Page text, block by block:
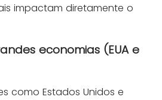
impactam diretamente o
economias (EUA e
como Estados Unidos e